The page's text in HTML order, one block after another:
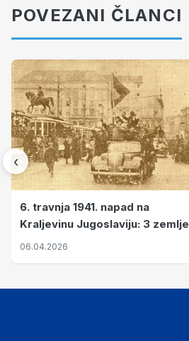
POVEZANI ČLANCI
‹
6. travnja 1941. napad na
Kraljevinu Jugoslaviju: 3 zemlje
nastale njenim raspadom
06.04.2026